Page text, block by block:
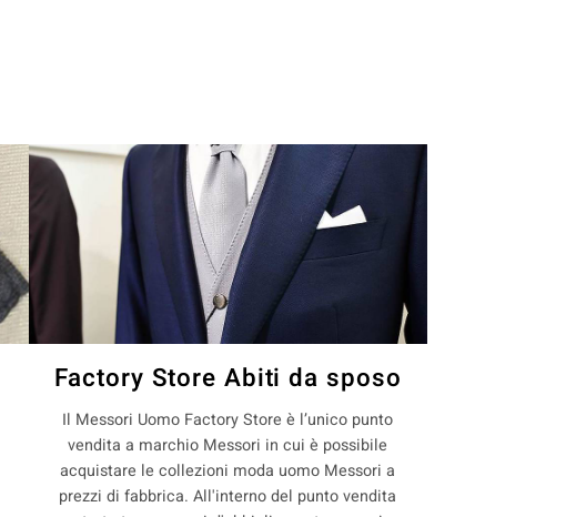
Factory Store Abiti da sposo
Il Messori Uomo Factory Store è l’unico punto
vendita a marchio Messori in cui è possibile
acquistare le collezioni moda uomo Messori a
prezzi di fabbrica. All'interno del punto vendita